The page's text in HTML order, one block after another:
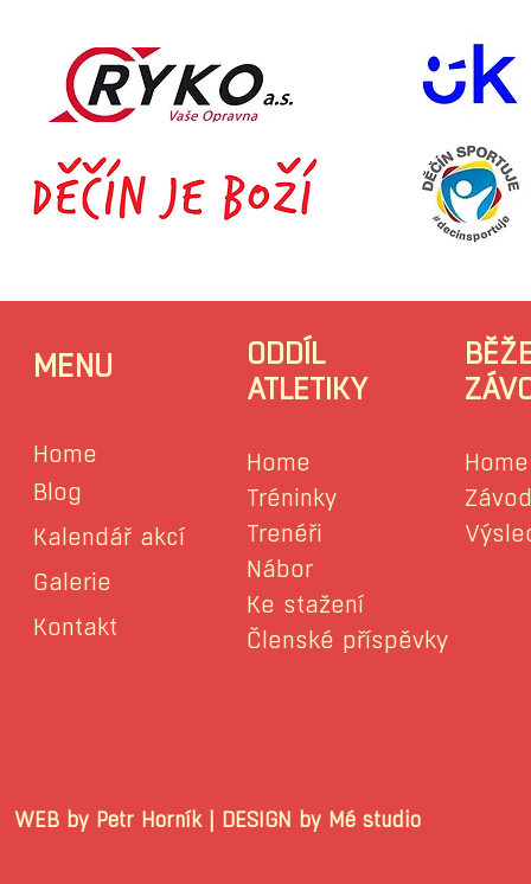
MENU
Home
Blog
Kalendář akcí
Galerie
Kontakt
ODDÍL
ATLETIKY
Home
Tréninky
Trenéři
Nábor
Ke stažení
Členské příspěvky
Home
WEB by Petr Horník | DESIGN by Mé